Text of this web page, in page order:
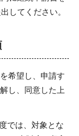
してください。
希望し、申請す
し、同意した上
では、対象とな